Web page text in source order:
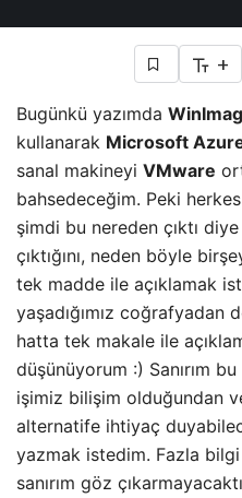
+
Bugünkü yazımda
kullanarak Microsoft
sanal makineyi VMware
bahsedeceğim. Peki
şimdi bu nereden çıktı
çıktığını, neden böyle
tek madde ile açıklamak
yaşadığımız coğrafyadan
hatta tek makale ile
düşünüyorum :) Sanırım
işimiz bilişim olduğundan
alternatife ihtiyaç
yazmak istedim. Fazla
sanırım göz